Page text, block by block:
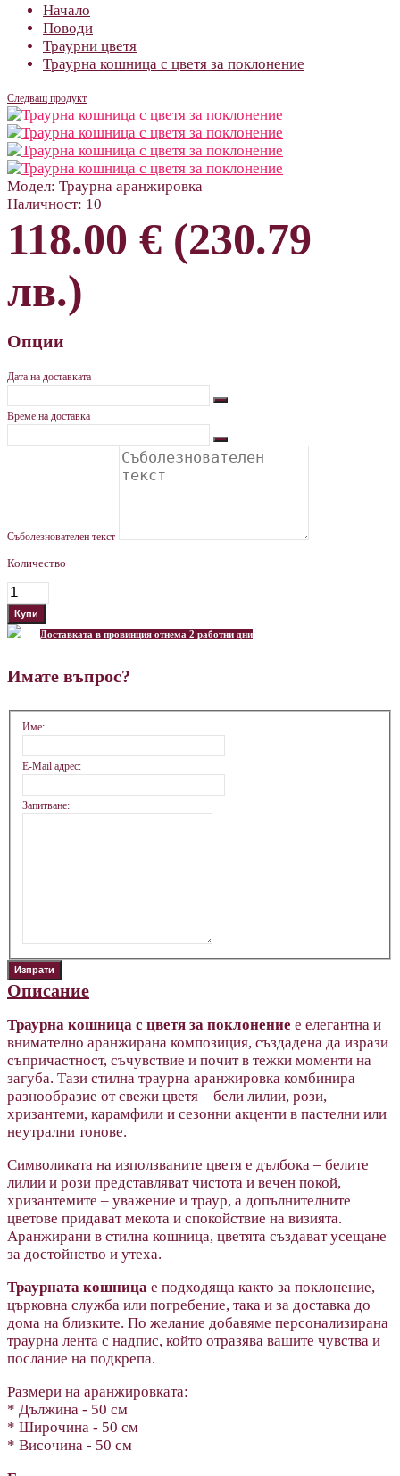
Начало
Поводи
Траурни цветя
Траурна кошница с цветя за поклонение
Следващ продукт
Модел: Траурна аранжировка
Наличност: 10
118.00 € (230.79
лв.)
Опции
Дата на доставката
Време на доставка
Съболезнователен текст
Количество
Доставката в провинция отнема 2 работни дни
Имате въпрос?
Име:
E-Mail адрес:
Запитване:
Описание
Траурна кошница с цветя за поклонение е елегантна и
внимателно аранжирана композиция, създадена да изрази
съпричастност, съчувствие и почит в тежки моменти на
загуба. Тази стилна траурна аранжировка комбинира
разнообразие от свежи цветя – бели лилии, рози,
хризантеми, карамфили и сезонни акценти в пастелни или
неутрални тонове.
Символиката на използваните цветя е дълбока – белите
лилии и рози представляват чистота и вечен покой,
хризантемите – уважение и траур, а допълнителните
цветове придават мекота и спокойствие на визията.
Аранжирани в стилна кошница, цветята създават усещане
за достойнство и утеха.
Траурната кошница е подходяща както за поклонение,
църковна служба или погребение, така и за доставка до
дома на близките. По желание добавяме персонализирана
траурна лента с надпис, който отразява вашите чувства и
послание на подкрепа.
Размери на аранжировката:
* Дължина - 50 см
* Широчина - 50 cм
* Височина - 50 см